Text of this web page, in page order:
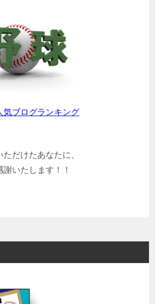
気ブログランキング
だけたあなたに、
謝いたします！！